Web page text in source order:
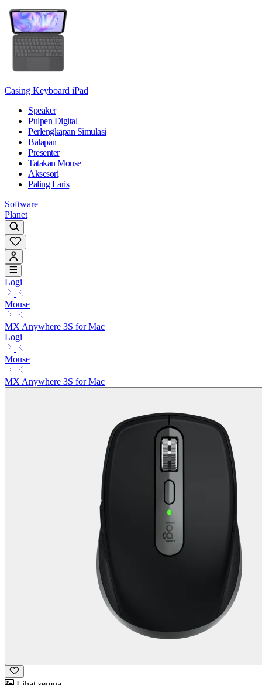
Casing Keyboard iPad
Speaker
Pulpen Digital
Perlengkapan Simulasi
Balapan
Presenter
Tatakan Mouse
Aksesori
Paling Laris
Software
Planet
Logi
Mouse
MX Anywhere 3S for Mac
Logi
Mouse
MX Anywhere 3S for Mac